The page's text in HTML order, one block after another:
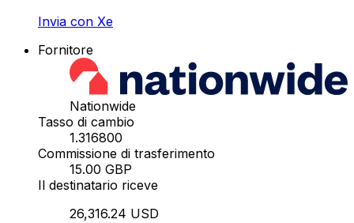
Invia con Xe
Fornitore
Nationwide
Tasso di cambio
1.316800
Commissione di trasferimento
15.00 GBP
Il destinatario riceve
26,316.24 USD